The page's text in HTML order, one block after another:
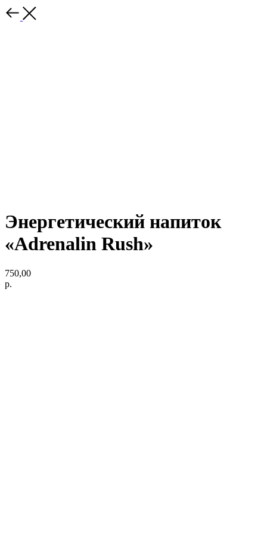
Энергетический напиток
«Adrenalin Rush»
750,00
р.